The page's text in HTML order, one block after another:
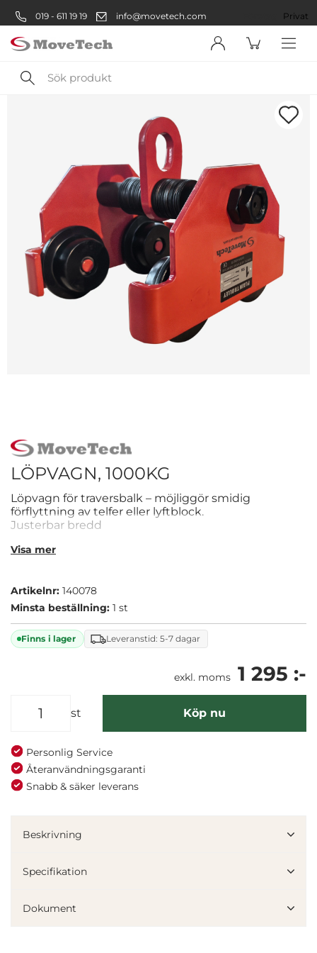
019 - 611 19 19 info@movetech.com Privat
Sök
produkt
LÖPVAGN, 1000KG
Löpvagn för traversbalk – möjliggör smidig
förflyttning av telfer eller lyftblock.
Justerbar bredd
Passar I- och H-balkar
Visa mer
Artikelnr: 140078
Minsta beställning: 1 st
Finns i lager Leveranstid: 5-7 dagar
exkl. moms 1 295 :-
st Köp nu
Personlig Service
Återanvändningsgaranti
Snabb & säker leverans
Beskrivning
Specifikation
Dokument
Välkommen! Välj hur du vill
handla:
Företag
Företag
Privatperson
Privat